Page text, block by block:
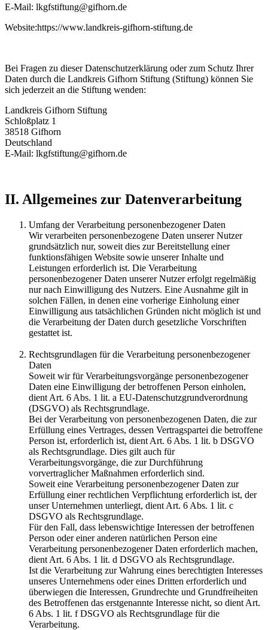
E-Mail: lkgfstiftung@gifhorn.de
Website:https://www.landkreis-gifhorn-stiftung.de
Bei Fragen zu dieser Datenschutz­erklärung oder zum Schutz Ihrer
Daten durch die Landkreis Gifhorn Stiftung (Stiftung) können Sie
sich jederzeit an die Stiftung wenden:
Landkreis Gifhorn Stiftung
Schloßplatz 1
38518 Gifhorn
Deutschland
E-Mail: lkgfstiftung@gifhorn.de
II. Allgemeines zur Datenverarbeitung
Umfang der Verarbeitung personenbezogener Daten
Wir verarbeiten personenbezogene Daten unserer Nutzer
grundsätzlich nur, soweit dies zur Bereitstellung einer
funktionsfähigen Website sowie unserer Inhalte und
Leistungen erforderlich ist. Die Verarbeitung
personenbezogener Daten unserer Nutzer erfolgt regelmäßig
nur nach Einwilligung des Nutzers. Eine Ausnahme gilt in
solchen Fällen, in denen eine vorherige Einholung einer
Einwilligung aus tatsächlichen Gründen nicht möglich ist und
die Verarbeitung der Daten durch gesetzliche Vorschriften
gestattet ist.
Rechtsgrundlagen für die Verarbeitung personenbezogener
Daten
Soweit wir für Verarbeitungsvorgänge personenbezogener
Daten eine Einwilligung der betroffenen Person einholen,
dient Art. 6 Abs. 1 lit. a EU-Datenschutzgrundverordnung
(DSGVO) als Rechtsgrundlage.
Bei der Verarbeitung von personenbezogenen Daten, die zur
Erfüllung eines Vertrages, dessen Vertragspartei die betroffene
Person ist, erforderlich ist, dient Art. 6 Abs. 1 lit. b DSGVO
als Rechtsgrundlage. Dies gilt auch für
Verarbeitungsvorgänge, die zur Durchführung
vorvertraglicher Maßnahmen erforderlich sind.
Soweit eine Verarbeitung personenbezogener Daten zur
Erfüllung einer rechtlichen Verpflichtung erforderlich ist, der
unser Unternehmen unterliegt, dient Art. 6 Abs. 1 lit. c
DSGVO als Rechtsgrundlage.
Für den Fall, dass lebenswichtige Interessen der betroffenen
Person oder einer anderen natürlichen Person eine
Verarbeitung personenbezogener Daten erforderlich machen,
dient Art. 6 Abs. 1 lit. d DSGVO als Rechtsgrundlage.
Ist die Verarbeitung zur Wahrung eines berechtigten Interesses
unseres Unternehmens oder eines Dritten erforderlich und
überwiegen die Interessen, Grundrechte und Grundfreiheiten
des Betroffenen das erstgenannte Interesse nicht, so dient Art.
6 Abs. 1 lit. f DSGVO als Rechtsgrundlage für die
Verarbeitung.